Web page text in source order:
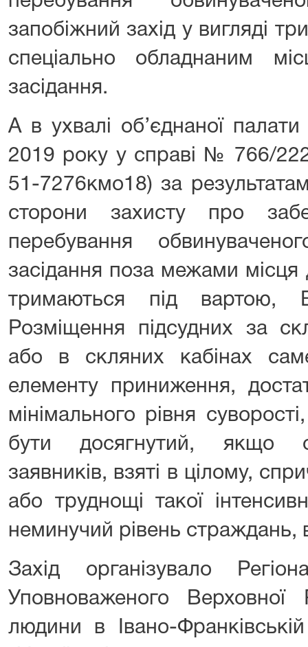
запобіжний захід у вигляді
спеціально обладнаним
засідання.
А в ухвалі об’єднаної
2019 року у справі № 766/
51-7276кмо18) за
сторони захисту про
перебування
засідання поза межами місця
тримаються під
Розміщення підсудних за
або в скляних кабінах
елементу приниження,
мінімального рівня
бути досягнутий, якщо
заявників, взяті в цілому,
або труднощі такої
неминучий рівень
Захід організувало
Уповноваженого
людини в Івано-